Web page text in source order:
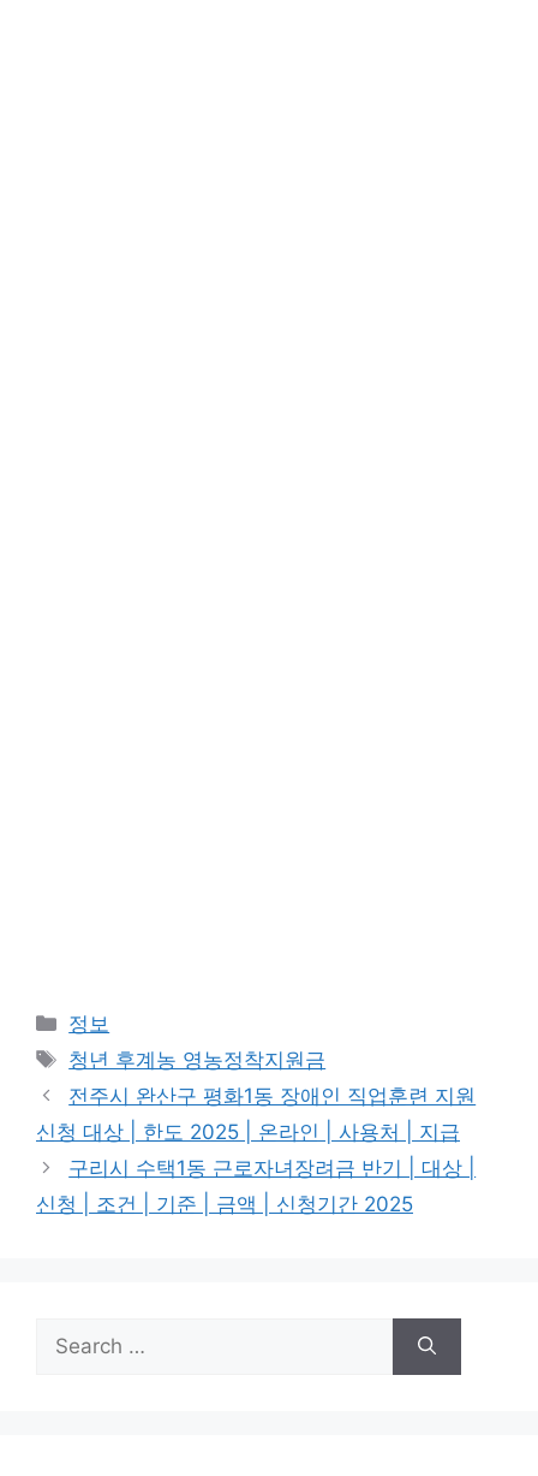
Categories
정보
Tags
청년 후계농 영농정착지원금
전주시 완산구 평화1동 장애인 직업훈련 지원
신청 대상 | 한도 2025 | 온라인 | 사용처 | 지급
구리시 수택1동 근로자녀장려금 반기 | 대상 |
신청 | 조건 | 기준 | 금액 | 신청기간 2025
Search
for: